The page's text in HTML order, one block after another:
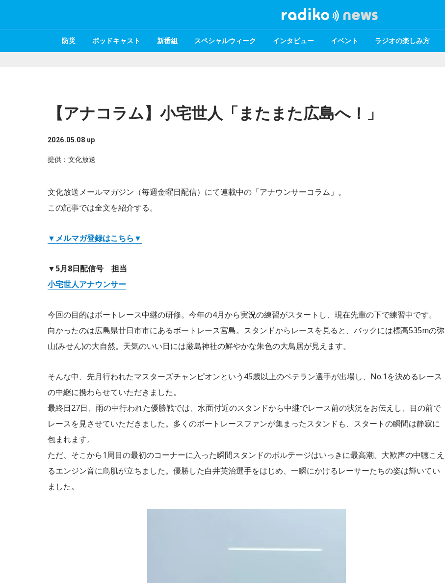
防災 ポッドキャスト 新番組 スペシャルウィーク インタビュー イベント ラジオの楽しみ方
【アナコラム】小宅世人「またまた広島へ！」
2026.05.08 up
提供：文化放送
文化放送メールマガジン（毎週金曜日配信）にて連載中の「アナウンサーコラム」。
この記事では全文を紹介する。
▼メルマガ登録はこちら▼
▼5月8日配信号 担当
小宅世人アナウンサー
今回の目的はボートレース中継の研修。今年の4月から実況の練習がスタートし、現在先輩の下で練習中です。
向かったのは広島県廿日市市にあるボートレース宮島。スタンドからレースを見ると、バックには標高535mの弥
山(みせん)の大自然。天気のいい日には厳島神社の鮮やかな朱色の大鳥居が見えます。
そんな中、先月行われたマスターズチャンピオンという45歳以上のベテラン選手が出場し、No.1を決めるレース
の中継に携わらせていただきました。
最終日27日、雨の中行われた優勝戦では、水面付近のスタンドから中継でレース前の状況をお伝えし、目の前で
レースを見させていただきました。多くのボートレースファンが集まったスタンドも、スタートの瞬間は静寂に
包まれます。
ただ、そこから1周目の最初のコーナーに入った瞬間スタンドのボルテージはいっきに最高潮。大歓声の中聴こえ
るエンジン音に鳥肌が立ちました。優勝した白井英治選手をはじめ、一瞬にかけるレーサーたちの姿は輝いてい
ました。